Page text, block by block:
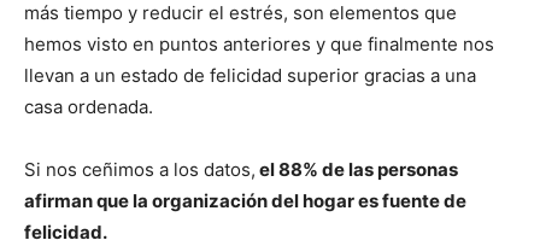
más tiempo y reducir el estrés, son elementos que
hemos visto en puntos anteriores y que finalmente nos
llevan a un estado de felicidad superior gracias a una
casa ordenada.
Si nos ceñimos a los datos, el 88% de las personas
afirman que la organización del hogar es fuente de
felicidad.